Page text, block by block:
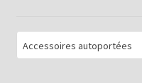
Accessoires autoportées